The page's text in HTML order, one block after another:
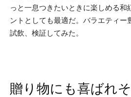
っと一息つきたいときに楽しめる和
ントとしても最適だ。バラエティー
試飲、検証してみた。
贈り物にも喜ばれ